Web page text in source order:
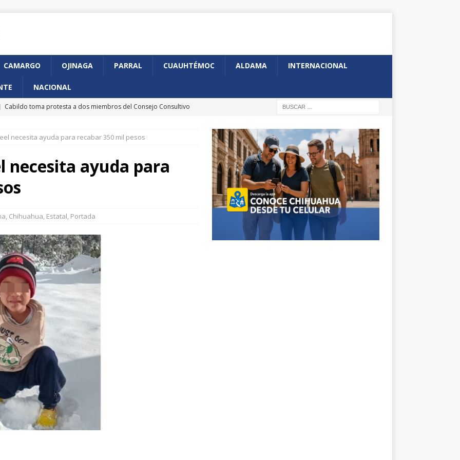
CAMARGO OJINAGA PARRAL CUAUHTÉMOC ALDAMA INTERNACIONAL
NACIONAL
Cabildo toma protesta a dos miembros del Consejo Consultivo
Anuncia GKN Aerospace expansión de su planta en Chihuahua
Arranca en Chihuahua programa piloto de CURP Biométrica
Asesinan a exdirector de televisión pública de Oaxaca; es el
año
DELICIAS
necesita ayuda para recabar 350 mil pesos
necesita ayuda para
, Chihuahua, Estatal, Portada